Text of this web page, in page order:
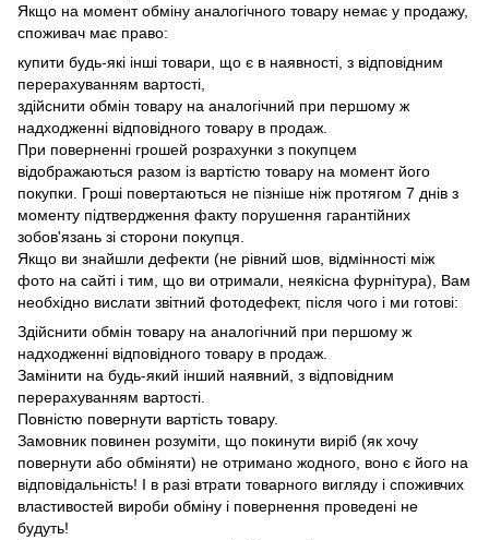
Якщо на момент обміну аналогічного товару немає у продажу,
споживач має право:
купити будь-які інші товари, що є в наявності, з відповідним
перерахуванням вартості,
здійснити обмін товару на аналогічний при першому ж
надходженні відповідного товару в продаж.
При поверненні грошей розрахунки з покупцем
відображаються разом із вартістю товару на момент його
покупки. Гроші повертаються не пізніше ніж протягом 7 днів з
моменту підтвердження факту порушення гарантійних
зобов'язань зі сторони покупця.
Якщо ви знайшли дефекти (не рівний шов, відмінності між
фото на сайті і тим, що ви отримали, неякісна фурнітура), Вам
необхідно вислати звітний фотодефект, після чого і ми готові:
Здійснити обмін товару на аналогічний при першому ж
надходженні відповідного товару в продаж.
Замінити на будь-який інший наявний, з відповідним
перерахуванням вартості.
Повністю повернути вартість товару.
Замовник повинен розуміти, що покинути виріб (як хочу
повернути або обміняти) не отримано жодного, воно є його на
відповідальність! І в разі втрати товарного вигляду і споживчих
властивостей вироби обміну і повернення проведені не
будуть!